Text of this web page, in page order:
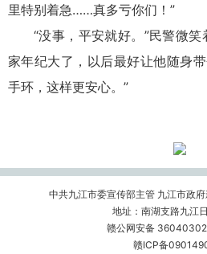
里特别着急……真多亏你们！”
“没事，平安就好。”民警微笑
家年纪大了，以后最好让他随身
手环，这样更安心。”
中共九江市委宣传部主管 九江市政
地址：南湖支路九江
赣公网安备
赣ICP备